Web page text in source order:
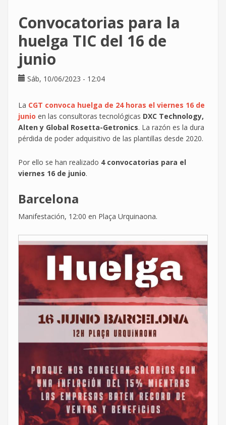
mayor
huelga
sectorial
las
Convocatorias para la
huelga TIC del 16 de
junio
Sáb, 10/06/2023 - 12:04
La CGT convoca huelga de 24 horas el viernes 16 de
junio en las consultoras tecnológicas DXC Technology,
Alten y Global Rosetta-Getronics. La razón es la dura
pérdida de poder adquisitivo de las plantillas desde 2020.
Por ello se han realizado 4 convocatorias para el
viernes 16 de junio.
Barcelona
Manifestación, 12:00 en Plaça Urquinaona.